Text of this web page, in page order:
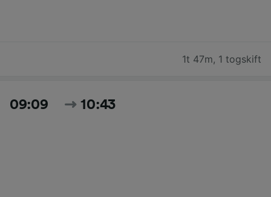
1t 47m, 1 togskift
09:09 10:43